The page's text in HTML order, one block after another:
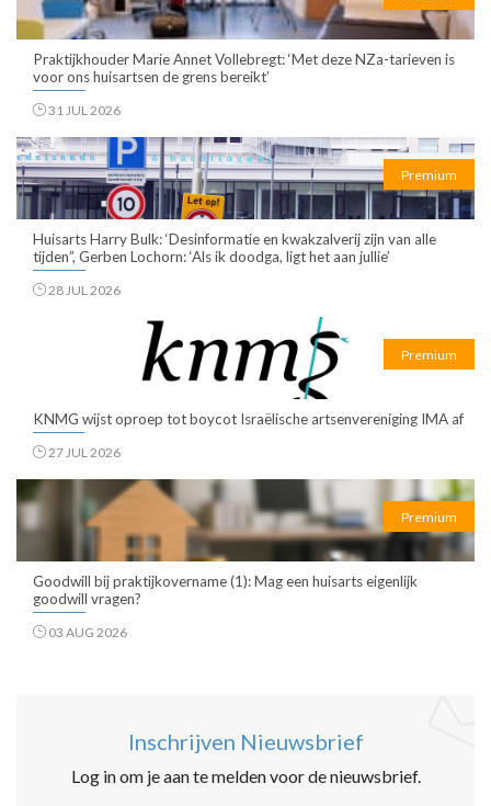
Praktijkhouder Marie Annet Vollebregt: ‘Met deze NZa-tarieven is
voor ons huisartsen de grens bereikt’
31 JUL 2026
Premium
Huisarts Harry Bulk: ‘Desinformatie en kwakzalverij zijn van alle
tijden”, Gerben Lochorn: ‘Als ik doodga, ligt het aan jullie’
28 JUL 2026
Premium
KNMG wijst oproep tot boycot Israëlische artsenvereniging IMA af
27 JUL 2026
Premium
Goodwill bij praktijkovername (1): Mag een huisarts eigenlijk
goodwill vragen?
03 AUG 2026
Inschrijven Nieuwsbrief
Log in om je aan te melden voor de nieuwsbrief.